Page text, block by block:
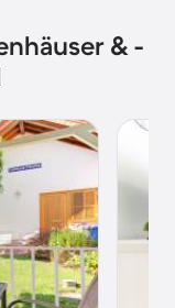
& -